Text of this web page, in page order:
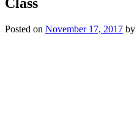
Posted on November 17, 2017 by